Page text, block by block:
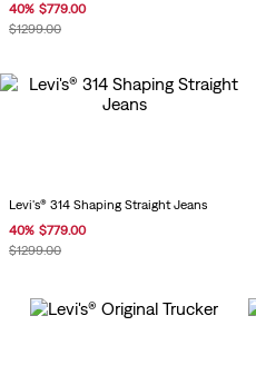
40% $779.00
$1299.00
Levi's® 314 Shaping Straight Jeans
40% $779.00
$1299.00